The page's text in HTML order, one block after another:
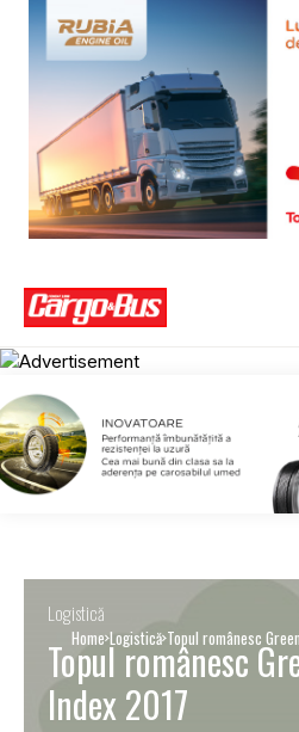
Home Logistică Topul românesc
Logistică
Topul românesc
Index 2017